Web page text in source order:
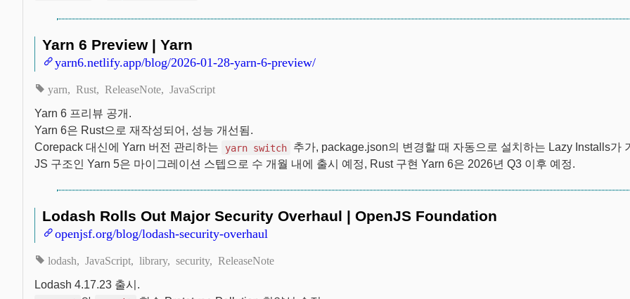
Yarn 6 Preview | Yarn
yarn6.netlify.app/blog/2026-01-28-yarn-6-preview/
yarn Rust ReleaseNote JavaScript
Yarn 6 프리뷰 공개.
Yarn 6은 Rust으로 재작성되어, 성능 개선됨.
Corepack 대신에 Yarn 버전 관리하는
yarn switch
추가, package.json의 변경할 때 자동으로 설치하는 Lazy Installs가
JS 구조인 Yarn 5은 마이그레이션 스텝으로 수 개월 내에 출시 예정, Rust 구현 Yarn 6은 2026년 Q3 이후 예정.
Lodash Rolls Out Major Security Overhaul | OpenJS Foundation
openjsf.org/blog/lodash-security-overhaul
lodash JavaScript library security ReleaseNote
Lodash 4.17.23 출시.